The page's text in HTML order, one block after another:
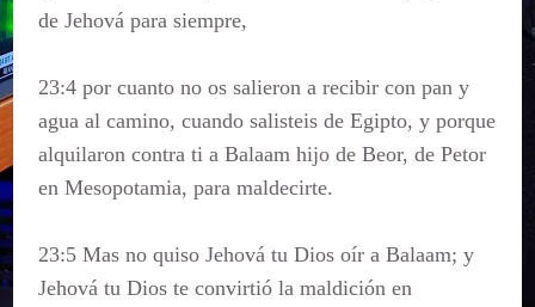
de Jehová para siempre,
23:4 por cuanto no os salieron a recibir con pan y
agua al camino, cuando salisteis de Egipto, y porque
alquilaron contra ti a Balaam hijo de Beor, de Petor
en Mesopotamia, para maldecirte.
23:5 Mas no quiso Jehová tu Dios oír a Balaam; y
Jehová tu Dios te convirtió la maldición en